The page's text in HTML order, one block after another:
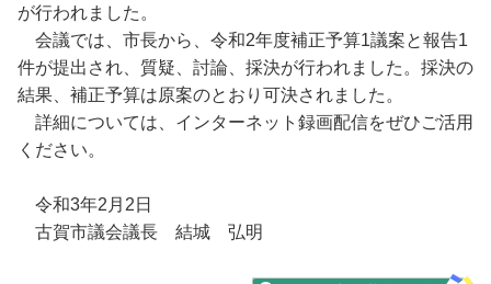
が行われました。
会議では、市長から、令和2年度補正予算1議案と報告1
件が提出され、質疑、討論、採決が行われました。採決の
結果、補正予算は原案のとおり可決されました。
詳細については、インターネット録画配信をぜひご活用
ください。
令和3年2月2日
古賀市議会議長 結城 弘明